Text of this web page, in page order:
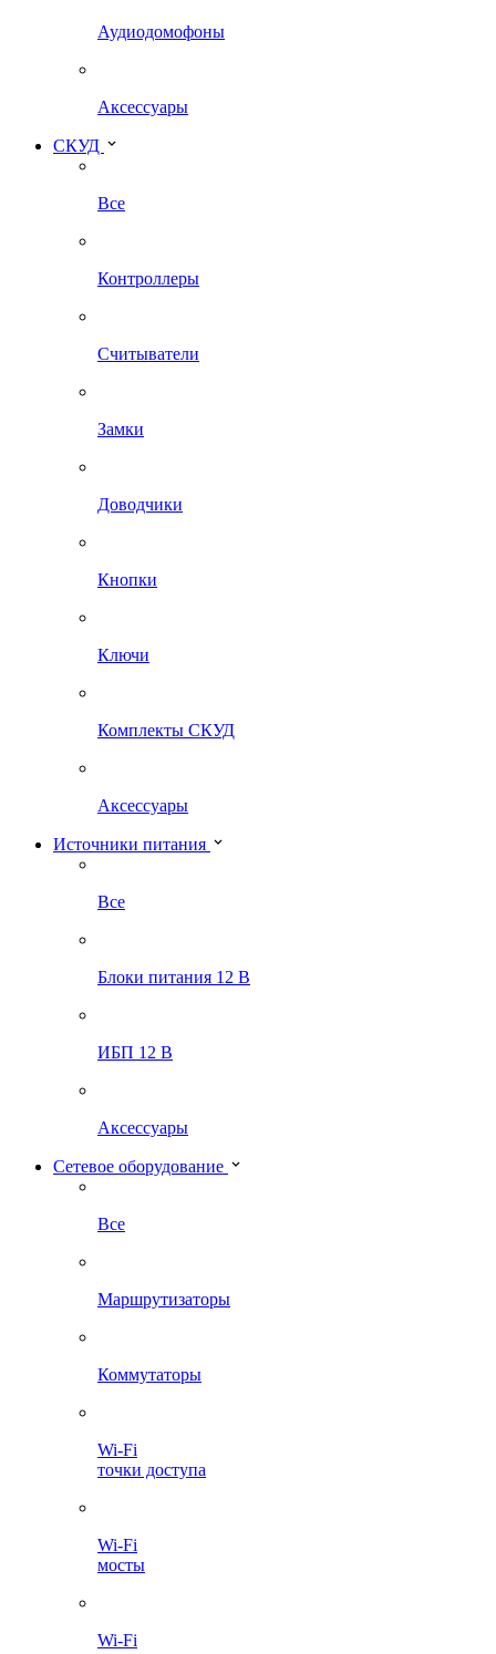
Аудиодомофоны
Аксессуары
СКУД
Все
Контроллеры
Считыватели
Замки
Доводчики
Кнопки
Ключи
Комплекты СКУД
Аксессуары
Источники питания
Все
Блоки питания 12 В
ИБП 12 В
Аксессуары
Сетевое оборудование
Все
Маршрутизаторы
Коммутаторы
Wi-Fi
точки доступа
Wi-Fi
мосты
Wi-Fi